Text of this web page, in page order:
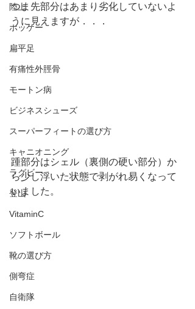
陸上
ホッケー
扁平足
有痛性外脛骨
モートン病
ビジネスシューズ
スーパーフィートの選び方
キャニオニング
ラグビー
登山
VitaminC
ソフトボール
靴の選び方
側弯症
自衛隊
つま先部分はあまり劣化していないよ
うに見えますが．．．
踵部分はシェル（裏側の硬い部分）か
ら少し浮いた状態で剥がれ易くなって
いました。